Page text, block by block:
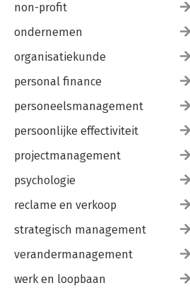
non-profit
ondernemen
organisatiekunde
personal finance
personeelsmanagement
persoonlijke effectiviteit
projectmanagement
psychologie
reclame en verkoop
strategisch management
verandermanagement
werk en loopbaan